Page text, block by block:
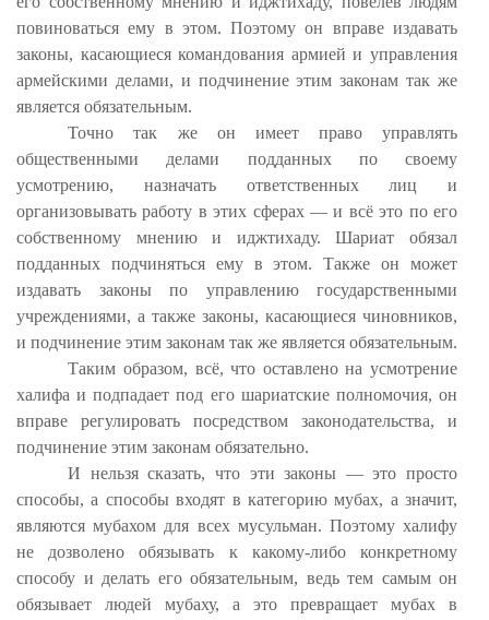
повиноваться ему в этом. Поэтому он вправе издавать
законы, касающиеся командования армией и управления
армейскими делами, и подчинение этим законам так же
является обязательным.
Точно так же он имеет право управлять
общественными делами подданных по своему
усмотрению, назначать ответственных лиц и
организовывать работу в этих сферах — и всё это по его
собственному мнению и иджтихаду. Шариат обязал
подданных подчиняться ему в этом. Также он может
издавать законы по управлению государственными
учреждениями, а также законы, касающиеся чиновников,
и подчинение этим законам так же является обязательным.
Таким образом, всё, что оставлено на усмотрение
халифа и подпадает под его шариатские полномочия, он
вправе регулировать посредством законодательства, и
подчинение этим законам обязательно.
И нельзя сказать, что эти законы — это просто
способы, а способы входят в категорию мубах, а значит,
являются мубахом для всех мусульман. Поэтому халифу
не дозволено обязывать к какому-либо конкретному
способу и делать его обязательным, ведь тем самым он
обязывает людей мубаху, а это превращает мубах в